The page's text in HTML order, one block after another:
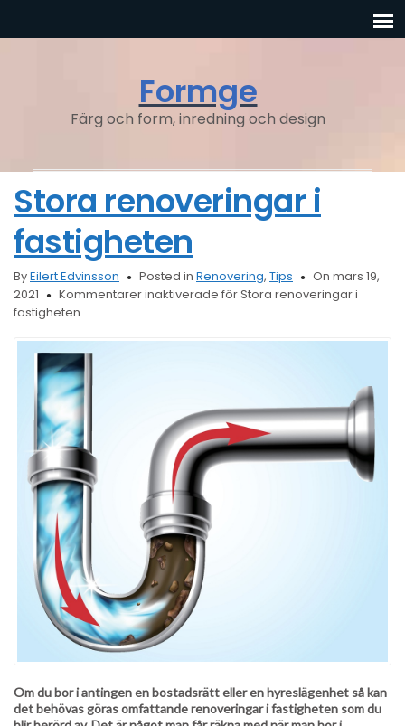
Formge
Färg och form, inredning och design
Stora renoveringar i
fastigheten
ByEilert Edvinsson Posted in Renovering, Tips
On mars 19,
2021
Kommentarer inaktiverade för Stora renoveringar i
fastigheten
Om du bor i antingen en bostadsrätt eller en hyreslägenhet så kan
det behövas göras omfattande renoveringar i fastigheten som du